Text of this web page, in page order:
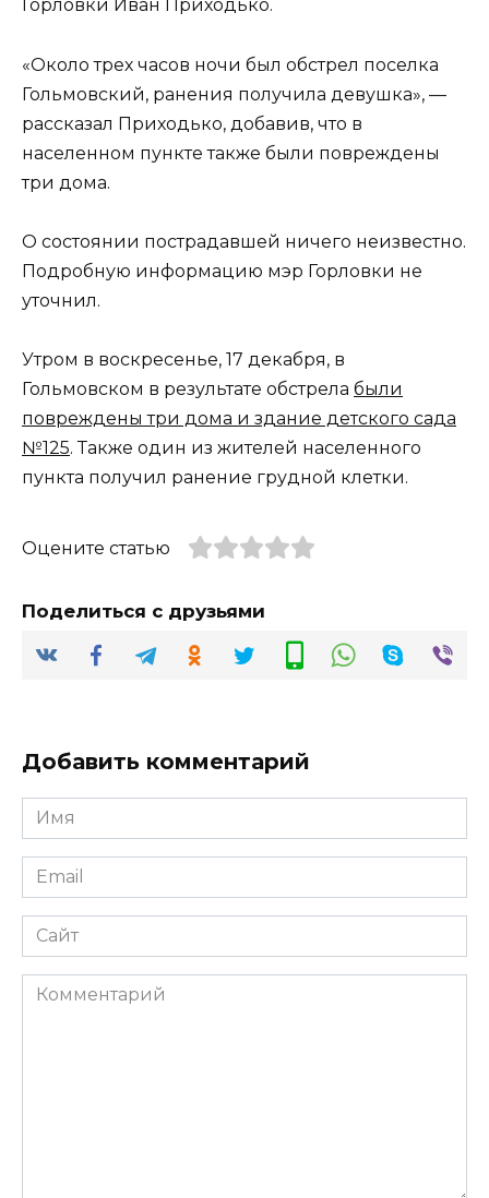
Горловки Иван Приходько.
«Около трех часов ночи был обстрел поселка
Гольмовский, ранения получила девушка», —
рассказал Приходько, добавив, что в
населенном пункте также были повреждены
три дома.
О состоянии пострадавшей ничего неизвестно.
Подробную информацию мэр Горловки не
уточнил.
Утром в воскресенье, 17 декабря, в
Гольмовском в результате обстрела были
повреждены три дома и здание детского сада
№125. Также один из жителей населенного
пункта получил ранение грудной клетки.
Оцените статью
Поделиться с друзьями
Добавить комментарий
Имя
*
Email
*
Сайт
Комментарий